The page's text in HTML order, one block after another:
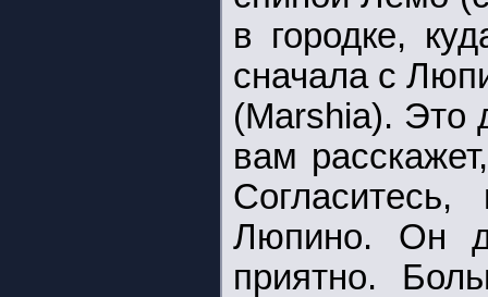
в городке,
сначала с
(Marshia). Это
вам
Люпино. Он
приятно.